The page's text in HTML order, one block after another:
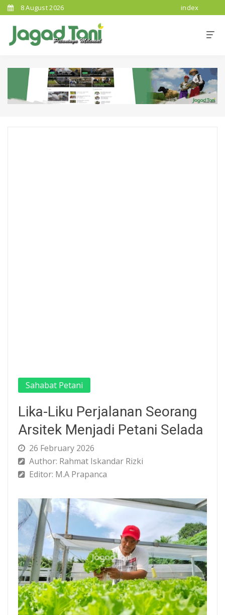
8 August 2026 index
Sahabat Petani
Lika-Liku Perjalanan Seorang
Arsitek Menjadi Petani Selada
26 February 2026
Author: Rahmat Iskandar Rizki
Editor: M.A Prapanca